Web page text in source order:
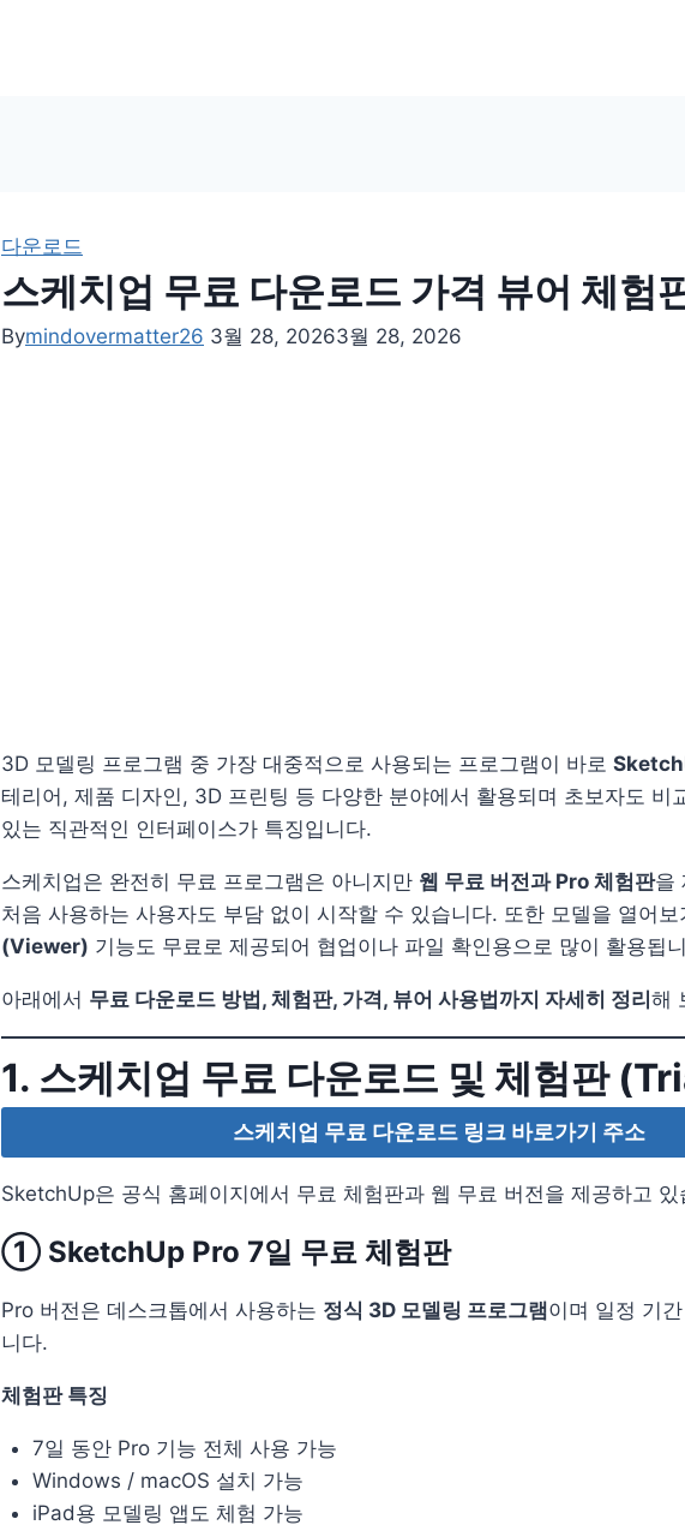
다운로드
스케치업 무료 다운로드 가격 뷰어 체험
Bymindovermatter26 3월 28, 20263월 28, 2026
3D 모델링 프로그램 중 가장 대중적으로 사용되는 프로그램이 바로
테리어, 제품 디자인, 3D 프린팅 등 다양한 분야에서 활용되며 초보자도 비
있는 직관적인 인터페이스가 특징입니다.
스케치업은 완전히 무료 프로그램은 아니지만 웹 무료 버전과 Pro 체험판을
처음 사용하는 사용자도 부담 없이 시작할 수 있습니다. 또한 모델을 열어보
(Viewer) 기능도 무료로 제공되어 협업이나 파일 확인용으로 많이 활용됩
아래에서 무료 다운로드 방법, 체험판, 가격, 뷰어 사용법까지 자세히 정리 해
1. 스케치업 무료 다운로드 및 체험판
스케치업 무료 다운로드 링크 바로가기 주소
SketchUp은 공식 홈페이지에서 무료 체험판과 웹 무료 버전을 제공하고 있
① SketchUp Pro 7일 무료 체험판
Pro 버전은 데스크톱에서 사용하는 정식 3D 모델링 프로그램이며 일정 기
니다.
체험판 특징
7일 동안 Pro 기능 전체 사용 가능
Windows / macOS 설치 가능
iPad용 모델링 앱도 체험 가능